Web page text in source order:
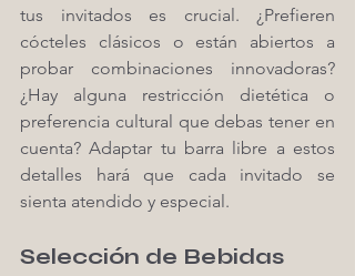
tus invitados es crucial. ¿Prefieren
cócteles clásicos o están abiertos a
probar combinaciones innovadoras?
¿Hay alguna restricción dietética o
preferencia cultural que debas tener en
cuenta? Adaptar tu barra libre a estos
detalles hará que cada invitado se
sienta atendido y especial.
Selección de Bebidas